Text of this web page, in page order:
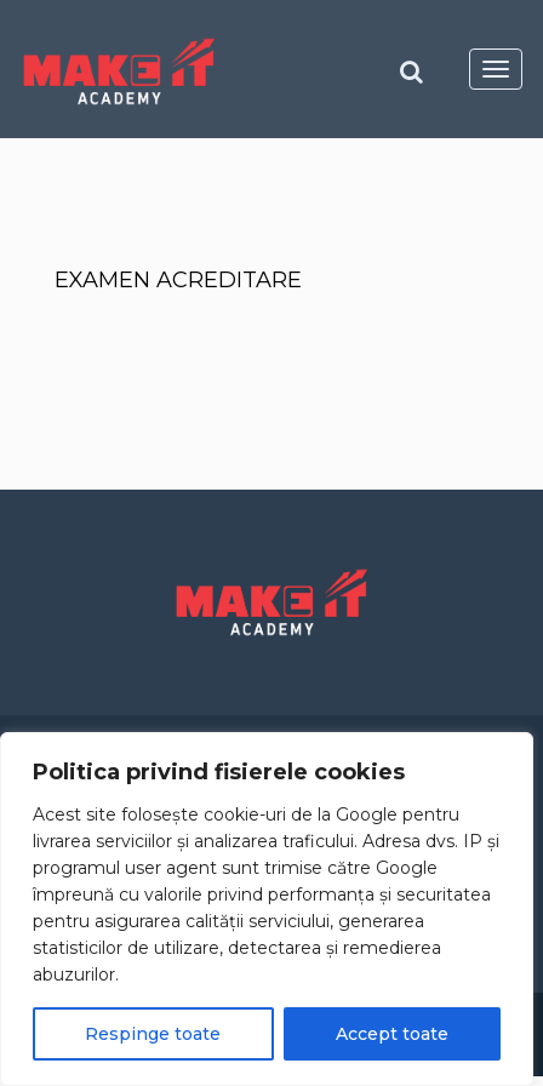
Politica privind fisierele cookies
Acest site folosește cookie-uri de la Google pentru
livrarea serviciilor și analizarea traficului. Adresa dvs. IP și
programul user agent sunt trimise către Google
împreună cu valorile privind performanța și securitatea
pentru asigurarea calității serviciului, generarea
statisticilor de utilizare, detectarea și remedierea
abuzurilor.
Respinge toate Accept toate
EXAMEN ACREDITARE
CURSURI CONTACT
TERMENI ACADEMIA
Copyright © 2025 MAKE IT ACADEMY